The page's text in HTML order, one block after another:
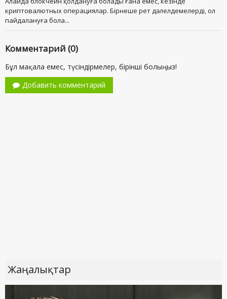
криптовалютных операциялар. Бірнеше рет дәлелдемелерді, ол
пайдалануға бола...
Комментарий (0)
Бұл мақала емес, түсіндірмелер, бірінші болыңыз!
Добавить комментарий
Жаңалықтар